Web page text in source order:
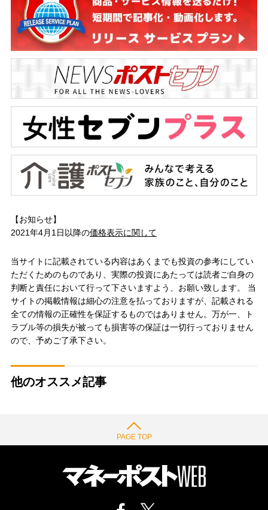
【お知らせ】
2021年4月1日以降の価格表示に関して
当サイトに記載されている内容はあくまでも投資の参考にしてい
ただくためのものであり、実際の投資にあたっては読者ご自身の
判断と責任において行って下さいますよう、お願い致します。 当
サイトの掲載情報は細心の注意を払っておりますが、記載される
全ての情報の正確性を保証するものではありません。万が一、ト
ラブル等の損失が被っても損害等の保証は一切行っておりません
ので、予めご了承下さい。
他のオススメ記事
PAGE TOP